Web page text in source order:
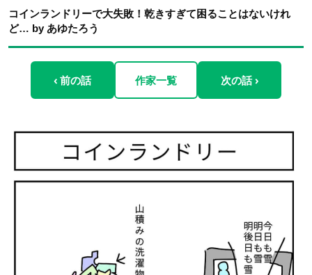
コインランドリーで大失敗！乾きすぎて困ることはないけれ
ど… by あゆたろう
‹ 前の話 作家一覧 次の話 ›